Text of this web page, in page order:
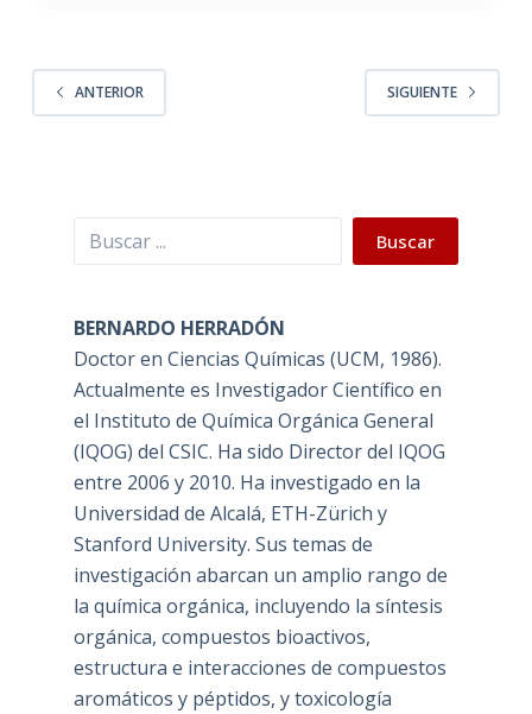
ANTERIOR SIGUIENTE
Buscar Buscar
BERNARDO HERRADÓN
Doctor en Ciencias Químicas (UCM, 1986).
Actualmente es Investigador Científico en
el Instituto de Química Orgánica General
(IQOG) del CSIC. Ha sido Director del IQOG
entre 2006 y 2010. Ha investigado en la
Universidad de Alcalá, ETH-Zürich y
Stanford University. Sus temas de
investigación abarcan un amplio rango de
la química orgánica, incluyendo la síntesis
orgánica, compuestos bioactivos,
estructura e interacciones de compuestos
aromáticos y péptidos, y toxicología